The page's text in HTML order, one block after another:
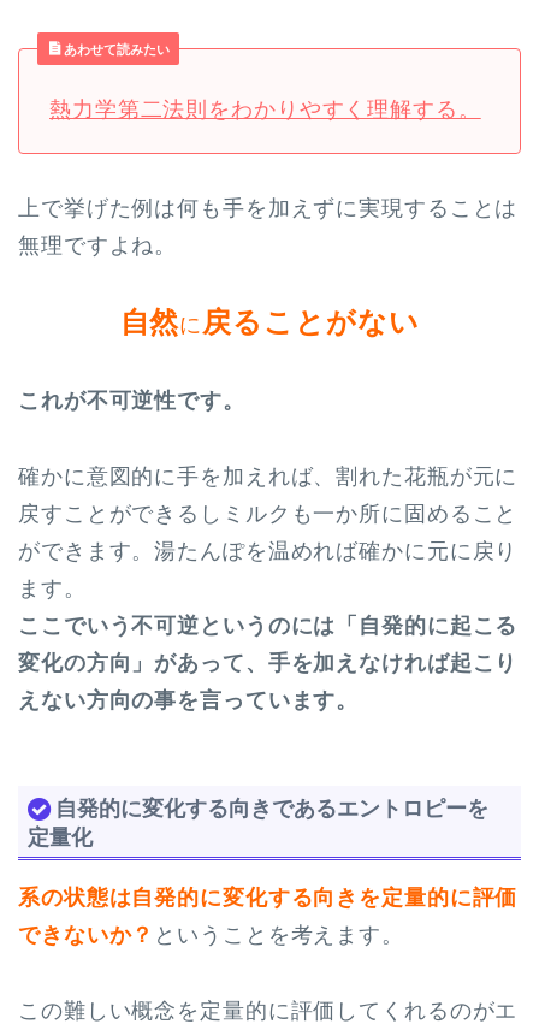
あわせて読みたい
熱力学第二法則をわかりやすく理解する。
上で挙げた例は何も手を加えずに実現することは
無理ですよね。
自然に戻ることがない
これが不可逆性です。
確かに意図的に手を加えれば、割れた花瓶が元に
戻すことができるしミルクも一か所に固めること
ができます。湯たんぽを温めれば確かに元に戻り
ます。
ここでいう不可逆というのには 「自発的に起こる
変化の方向」 があって、手を加えなければ起こり
えない方向の事を言っています。
自発的に変化する向きであるエントロピーを
定量化
系の状態は自発的に変化する向きを定量的に評価
できないか？ ということを考えます。
この難しい概念を定量的に評価してくれるのがエ